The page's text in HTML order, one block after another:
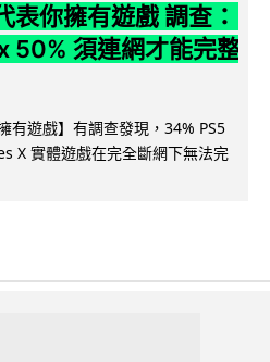
表你擁有遊戲 調查：
50% 須連網才能完整
有遊戲】有調查發現，34% PS5
X 實體遊戲在完全斷網下無法完